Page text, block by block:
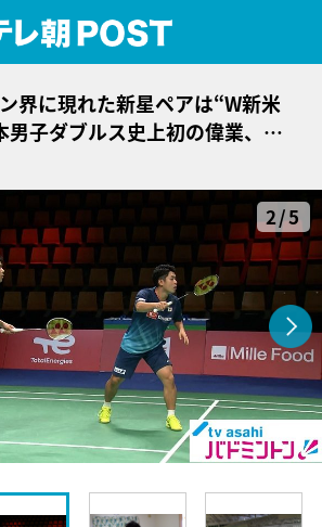
界に現れた新星ペアは“W新米
子ダブルス史上初の偉業、そ
し人生変えようか」
2/5